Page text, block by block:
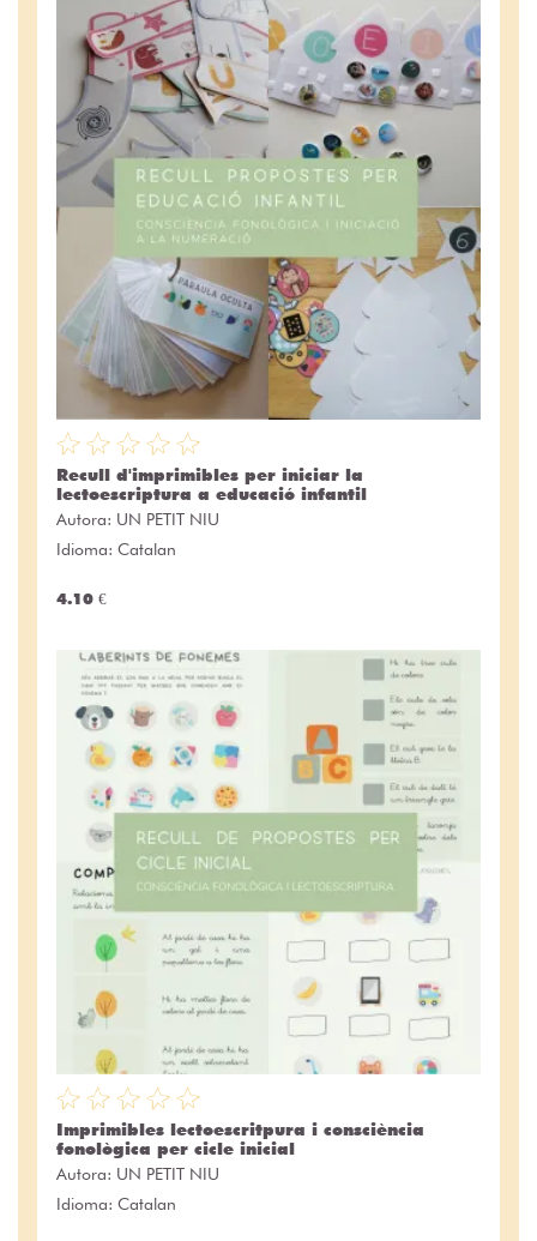
Recull d'imprimibles per iniciar la
lectoescriptura a educació infantil
Autora: UN PETIT NIU
Idioma: Catalan
4.10 €
Imprimibles lectoescritpura i consciència
fonològica per cicle inicial
Autora: UN PETIT NIU
Idioma: Catalan